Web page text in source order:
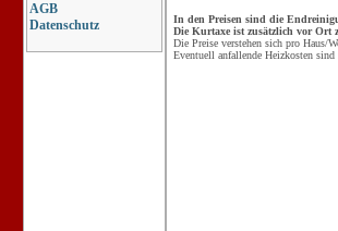
AGB
Datenschutz
In den Preisen sind die
Die Kurtaxe ist zusätzlich vor Ort
Die Preise verstehen sich pro Haus/
Eventuell anfallende Heizkosten